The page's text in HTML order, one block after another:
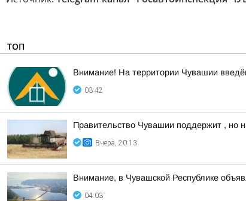
ТОП
Внимание! На территории Чувашии
03:42
Правительство Чувашии поддержит , но
Вчера, 20:13
Внимание, в Чувашской Республике
04:03